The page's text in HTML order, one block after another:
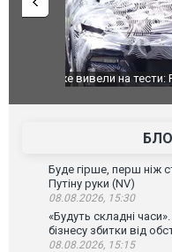
Вийшов трейлер
фільму "Афера
Буде гірше, перш ніж
Путіну руки (NV)
08.08.2026, 15:30
«Будуть складні
бізнесу збитки від
08.08.2026, 15:15